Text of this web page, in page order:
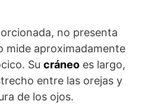
no presenta
mide aproximadamente
Su cráneo es largo,
entre las orejas y
de los ojos.